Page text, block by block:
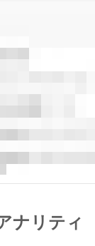
ナリティ